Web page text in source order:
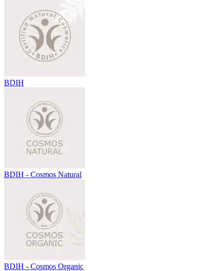
BDIH
BDIH - Cosmos Natural
BDIH - Cosmos Organic